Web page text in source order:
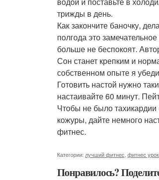
трижды в день.
Как закончите баночку,
полгода это
больше не беспокоят.
Сон станет крепким и
собственном опыте я
Готовить настой нужно
настаивайте 60 минут.
Чтобы не было тахикардии
кожуры, дайте немного
фитнес.
Категории: лучший фитнес фитнес
Понравилось?